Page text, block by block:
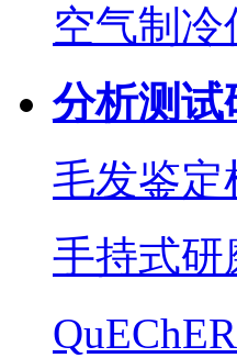
空气制冷
分析测试
毛发鉴定
手持式研